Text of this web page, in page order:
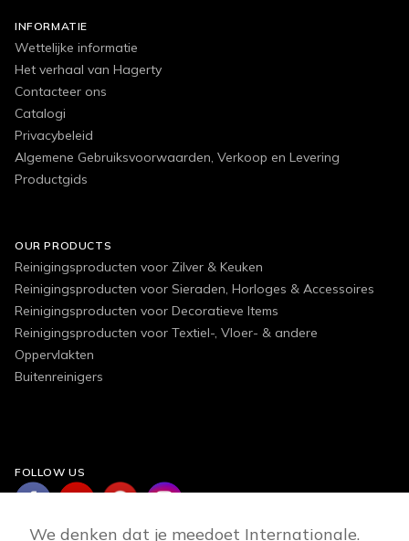
INFORMATIE
Wettelijke informatie
Het verhaal van Hagerty
Contacteer ons
Catalogi
Privacybeleid
Algemene Gebruiksvoorwaarden, Verkoop en Levering
Productgids
OUR PRODUCTS
Reinigingsproducten voor Zilver & Keuken
Reinigingsproducten voor Sieraden, Horloges & Accessoires
Reinigingsproducten voor Decoratieve Items
Reinigingsproducten voor Textiel-, Vloer- & andere
Oppervlakten
Buitenreinigers
FOLLOW US
We denken dat je meedoet Internationale.